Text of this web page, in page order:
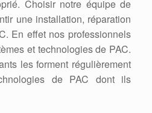
Choisir notre équipe de
une installation, réparation
En effet nos professionnels
et technologies de PAC.
les forment régulièrement
de PAC dont ils